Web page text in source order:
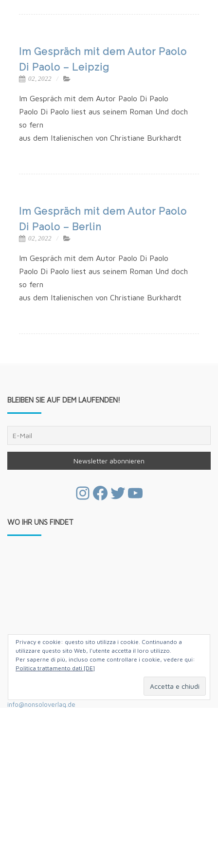
Im Gespräch mit dem Autor Paolo
Di Paolo – Leipzig
02, 2022
Im Gespräch mit dem Autor Pao­lo Di Paolo
Pao­lo Di Pao­lo liest aus sei­nem Roman Und doch
so fern
aus dem Ita­lie­ni­schen von Chris­tia­ne Burkhardt
Im Gespräch mit dem Autor Paolo
Di Paolo – Berlin
02, 2022
Im Gespräch mit dem Autor Pao­lo Di Paolo
Pao­lo Di Pao­lo liest aus sei­nem Roman Und doch
so fern
aus dem Ita­lie­ni­schen von Chris­tia­ne Burkhardt
BLEIBEN SIE AUF DEM LAUFENDEN!
Instagram
Facebook
Twitter
YouTube
WO IHR UNS FINDET
Hildastraße 5,
79102 Freiburg im Breisgau,
info@nonsoloverlag.de
Privacy e cookie: questo sito utilizza i cookie. Continuando a
utilizzare questo sito Web, l'utente accetta il loro utilizzo.
Per saperne di più, incluso come controllare i cookie, vedere qui:
Politica trattamento dati [DE]